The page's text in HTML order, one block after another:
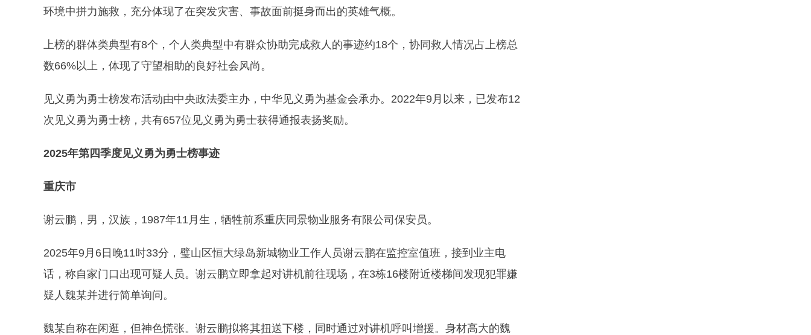
环境中拼力施救，充分体现了在突发灾害、事故面前挺身而出的英雄气概。
上榜的群体类典型有8个，个人类典型中有群众协助完成救人的事迹约18个，协同救人情况占上榜总
数66%以上，体现了守望相助的良好社会风尚。
见义勇为勇士榜发布活动由中央政法委主办，中华见义勇为基金会承办。2022年9月以来，已发布12
次见义勇为勇士榜，共有657位见义勇为勇士获得通报表扬奖励。
2025年第四季度见义勇为勇士榜事迹
重庆市
谢云鹏，男，汉族，1987年11月生，牺牲前系重庆同景物业服务有限公司保安员。
2025年9月6日晚11时33分，璧山区恒大绿岛新城物业工作人员谢云鹏在监控室值班，接到业主电
话，称自家门口出现可疑人员。谢云鹏立即拿起对讲机前往现场，在3栋16楼附近楼梯间发现犯罪嫌
疑人魏某并进行简单询问。
魏某自称在闲逛，但神色慌张。谢云鹏拟将其扭送下楼，同时通过对讲机呼叫增援。身材高大的魏